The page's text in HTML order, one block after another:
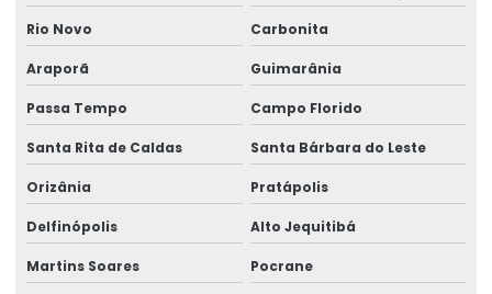
Rio Novo Carbonita
Araporã Guimarânia
Passa Tempo Campo Florido
Santa Rita de Caldas Santa Bárbara do Leste
Orizânia Pratápolis
Delfinópolis Alto Jequitibá
Martins Soares Pocrane